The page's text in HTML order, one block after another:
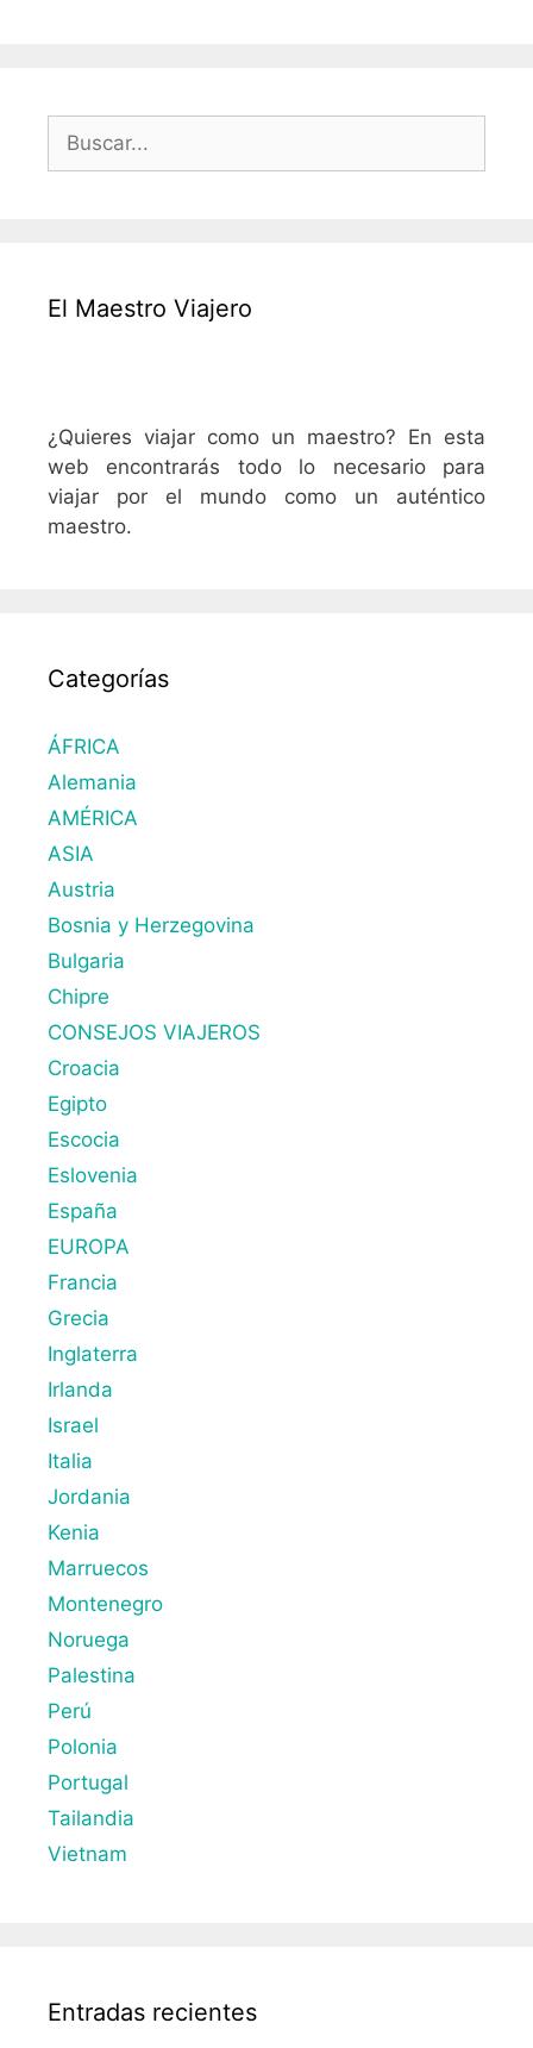
Buscar:
El Maestro Viajero
¿Quieres viajar como un maestro? En esta
web encontrarás todo lo necesario para
viajar por el mundo como un auténtico
maestro.
Categorías
ÁFRICA
Alemania
AMÉRICA
ASIA
Austria
Bosnia y Herzegovina
Bulgaria
Chipre
CONSEJOS VIAJEROS
Croacia
Egipto
Escocia
Eslovenia
España
EUROPA
Francia
Grecia
Inglaterra
Irlanda
Israel
Italia
Jordania
Kenia
Marruecos
Montenegro
Noruega
Palestina
Perú
Polonia
Portugal
Tailandia
Vietnam
Entradas recientes